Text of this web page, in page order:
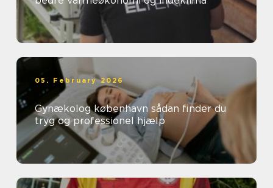
05. February 2026
Gynækolog københavn sådan finder du
tryg og professionel hjælp